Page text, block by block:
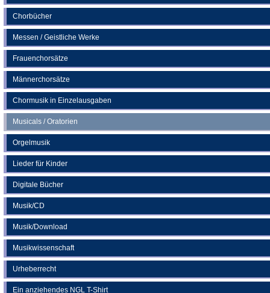
Chorbücher
Messen / Geistliche Werke
Frauenchorsätze
Männerchorsätze
Chormusik in Einzelausgaben
Musicals / Oratorien
Orgelmusik
Lieder für Kinder
Digitale Bücher
Musik/CD
Musik/Download
Musikwissenschaft
Urheberrecht
Ein anziehendes NGL T-Shirt